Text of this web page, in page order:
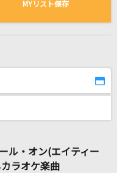
)
MYリスト保存
・オン(エイティー
ラオケ楽曲